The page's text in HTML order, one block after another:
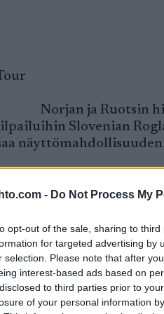
- Do Not Process My
opt-out of the sale, sharing to
for targeted advertising by
selection. Please note that after
interest-based ads based on
to third parties prior to
of your personal information
Norjan ja Ruotsin
Slovenian
suvereeniin tyyliin,
saa
ensimmäisellä
superveteraani
ole käytettävissä
toipunut Johan